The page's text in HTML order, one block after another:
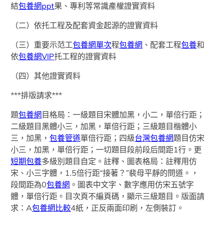
結包養網ppt果、專利等常識產權證實資料
（二）依托工程及配套資金起源的證實資料
（三）重要示范工包養網單次程包養網 、配套工程包養和
依包養網VIP托工程的證實資料
（四）其他證實資料
***排版請求***
題包養網 目格局：一級題目宋體加黑，小二，單倍行距；
二級題目黑體小三，加黑，單倍行距；三級題目楷體小
三，加黑，包養管道單倍行距；四級台灣包養網題目仿宋
小三，加黑，單倍行距；一切題目段前段后間距1行。更
短期包養多級別題目自定。註釋、圖表格局：註釋用仿
宋、小三字體，1.5倍行距“接著？”裴母平靜的問道。，
段間距為0包養網 。圖表中文字、數字應用仿宋五號字
體，單倍行距。目次頁不編頁碼，顯示三級題目。版面請
求：A包養網比較4紙，正反兩面印刷，左側裝訂。